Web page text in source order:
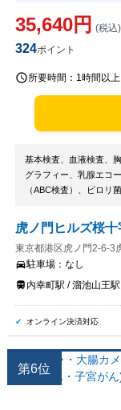
35,640円 (税込)
324ポイント
所要時間： 1時間以
基本検査、血液検査、
グラフィー、乳腺エコ
（ABC検査）、ピロリ
虎ノ門ヒルズ桜
東京都港区虎ノ門2-6-3
駐車場： なし
内幸町駅 / 溜池山王
オンライン決済対応
第6位